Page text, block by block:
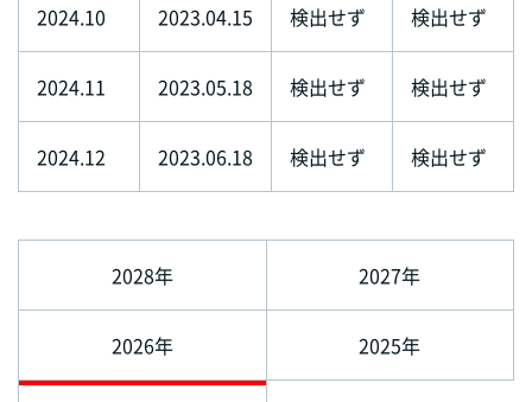
2024.10 2023.04.15 検出せず 検出せず
2024.11 2023.05.18 検出せず 検出せず
2024.12 2023.06.18 検出せず 検出せず
2028年 2027年
2026年 2025年